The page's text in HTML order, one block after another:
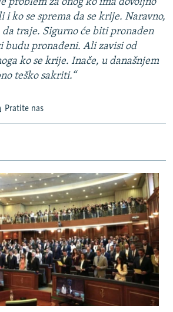
problem za onog ko ima dovoljno
i ko se sprema da se krije. Naravno,
da traje. Sigurno će biti pronađen
budu pronađeni. Ali zavisi od
ko se krije. Inače, u današnjem
teško sakriti.“
Pratite nas